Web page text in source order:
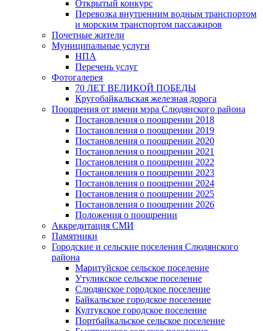
Открытый конкурс
Перевозка внутренним водным транспортом
и морским транспортом пассажиров
Почетные жители
Муниципальные услуги
НПА
Перечень услуг
Фотогалерея
70 ЛЕТ ВЕЛИКОЙ ПОБЕДЫ
Кругобайкальская железная дорога
Поощрения от имени мэра Слюдянского района
Постановления о поощрении 2018
Постановления о поощрении 2019
Постановления о поощрении 2020
Постановления о поощрении 2021
Постановления о поощрении 2022
Постановления о поощрении 2023
Постановления о поощрении 2024
Постановления о поощрении 2025
Постановления о поощрении 2026
Положения о поощрении
Аккредитация СМИ
Памятники
Городские и сельские поселения Слюдянского
района
Маритуйское сельское поселение
Утуликское сельское поселение
Слюдянское городское поселение
Байкальское городское поселение
Култукское городское поселение
Портбайкальское сельское поселение